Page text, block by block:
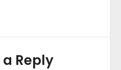
a Reply